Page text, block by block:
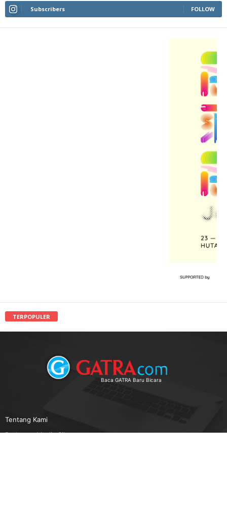
Subscribers FOLLOW
TERPOPULER
Baca GATRA Baru Bicara
Tentang Kami
Pedoman Media Siber